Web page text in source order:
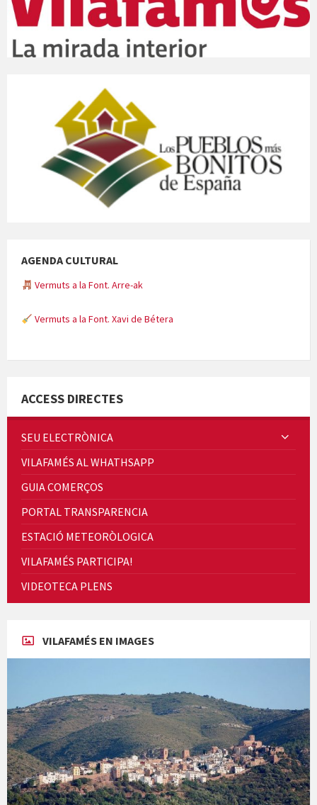
AGENDA CULTURAL
Vermuts a la Font. Arre-ak
Vermuts a la Font. Xavi de Bétera
Quintà Culroja
Cicle de Cine i Dones rurals
Concerts al Museu
ACCESS DIRECTES
SEU ELECTRÒNICA
VILAFAMÉS AL WHATHSAPP
GUIA COMERÇOS
PORTAL TRANSPARENCIA
ESTACIÓ METEORÒLOGICA
VILAFAMÉS PARTICIPA!
VIDEOTECA PLENS
VILAFAMÉS EN IMAGES